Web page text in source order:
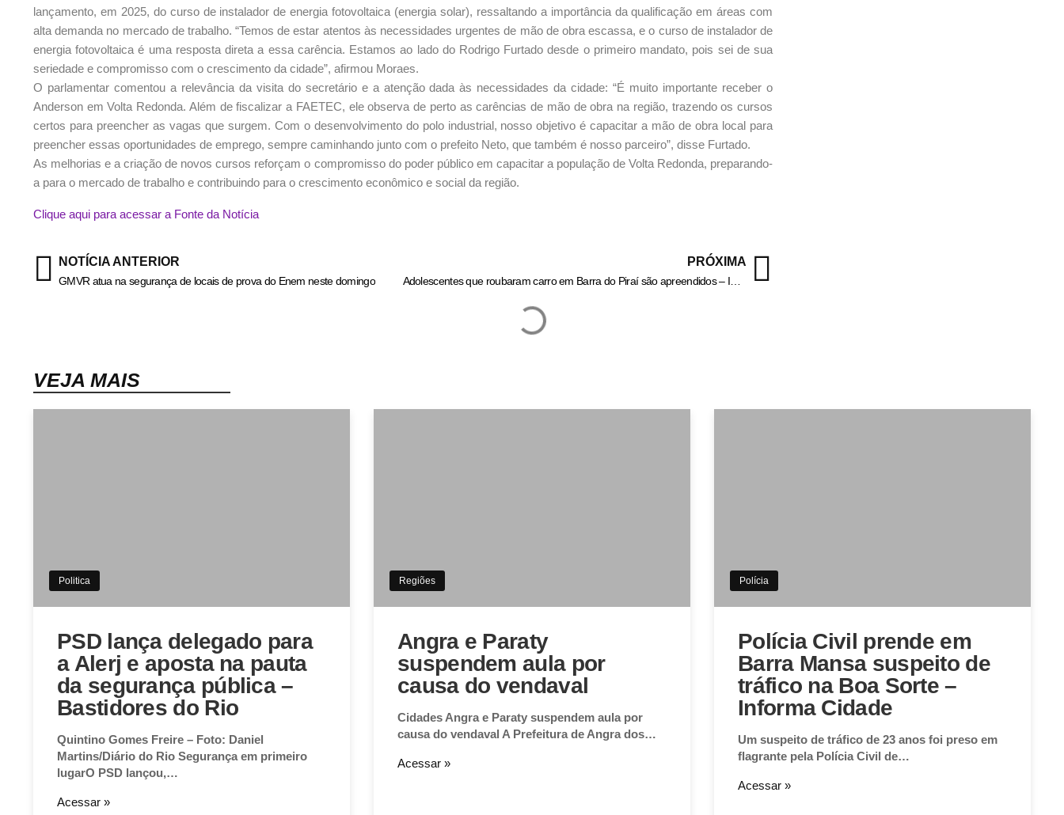
lançamento, em 2025, do curso de instalador de energia fotovoltaica (energia solar), ressaltando a importância da qualificação em áreas com
alta demanda no mercado de trabalho. “Temos de estar atentos às necessidades urgentes de mão de obra escassa, e o curso de instalador de
energia fotovoltaica é uma resposta direta a essa carência. Estamos ao lado do Rodrigo Furtado desde o primeiro mandato, pois sei de sua
seriedade e compromisso com o crescimento da cidade”, afirmou Moraes.
O parlamentar comentou a relevância da visita do secretário e a atenção dada às necessidades da cidade: “É muito importante receber o
Anderson em Volta Redonda. Além de fiscalizar a FAETEC, ele observa de perto as carências de mão de obra na região, trazendo os cursos
certos para preencher as vagas que surgem. Com o desenvolvimento do polo industrial, nosso objetivo é capacitar a mão de obra local para
preencher essas oportunidades de emprego, sempre caminhando junto com o prefeito Neto, que também é nosso parceiro”, disse Furtado.
As melhorias e a criação de novos cursos reforçam o compromisso do poder público em capacitar a população de Volta Redonda, preparando-
a para o mercado de trabalho e contribuindo para o crescimento econômico e social da região.
Clique aqui para acessar a Fonte da Notícia
NOTÍCIA ANTERIOR
GMVR atua na segurança de locais de prova do Enem neste domingo
PRÓXIMA
VEJA MAIS
Politica
PSD lança delegado para
a Alerj e aposta na pauta
da segurança pública –
Bastidores do Rio
Quintino Gomes Freire – Foto: Daniel
Martins/Diário do Rio Segurança em primeiro
lugarO PSD lançou,…
Acessar »
Regiões
Angra e Paraty
suspendem aula por
causa do vendaval
Cidades Angra e Paraty suspendem aula por
causa do vendaval A Prefeitura de Angra dos…
Acessar »
Polícia
Polícia Civil prende em
Barra Mansa suspeito de
tráfico na Boa Sorte –
Informa Cidade
Um suspeito de tráfico de 23 anos foi preso em
flagrante pela Polícia Civil de…
Acessar »